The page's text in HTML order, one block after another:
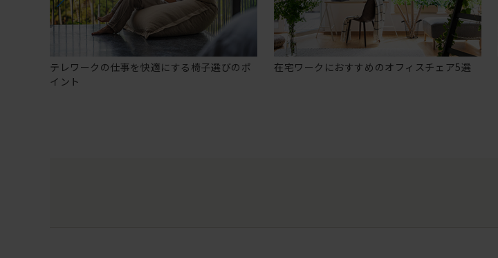
テレワークの仕事を快適にする椅子選びのポ
イント
在宅ワークにおすすめのオフィスチェア5選